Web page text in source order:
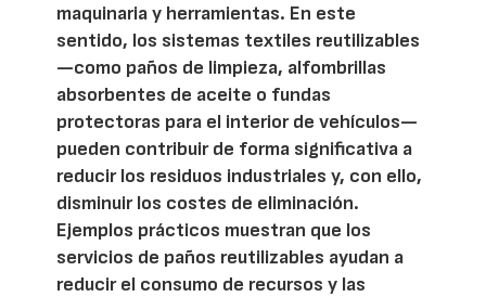
maquinaria y herramientas. En este
sentido, los sistemas textiles reutilizables
—como paños de limpieza, alfombrillas
absorbentes de aceite o fundas
protectoras para el interior de vehículos—
pueden contribuir de forma significativa a
reducir los residuos industriales y, con ello,
disminuir los costes de eliminación.
Ejemplos prácticos muestran que los
servicios de paños reutilizables ayudan a
reducir el consumo de recursos y las